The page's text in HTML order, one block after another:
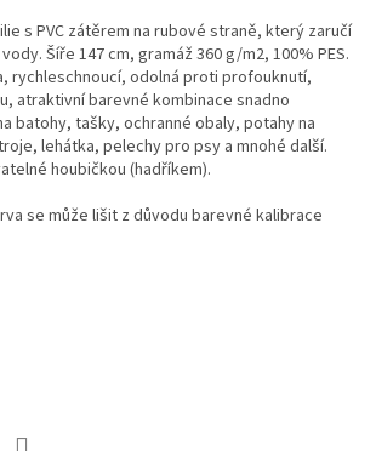
s PVC zátěrem na rubové straně, který zaručí
Šíře 147 cm, gramáž 360 g/m2, 100% PES.
rychleschnoucí, odolná proti profouknutí,
atraktivní barevné kombinace snadno
batohy, tašky, ochranné obaly, potahy na
lehátka, pelechy pro psy a mnohé další.
houbičkou (hadříkem).
se může lišit z důvodu barevné kalibrace